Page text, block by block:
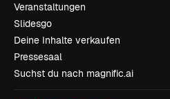
Veranstaltungen
Slidesgo
Deine Inhalte verkaufen
Pressesaal
Suchst du nach magnific.ai